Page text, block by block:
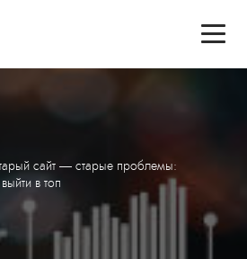
сайт — старые проблемы:
в топ